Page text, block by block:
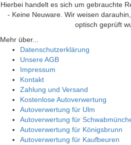
Hierbei handelt es sich um gebrauchte
- Keine Neuware. Wir weisen
optisch geprüft
Mehr über...
Datenschutzerklärung
Unsere AGB
Impressum
Kontakt
Zahlung und Versand
Kostenlose Autoverwertung
Autoverwertung für Ulm
Autoverwertung für
Autoverwertung für Königsbrunn
Autoverwertung für Kaufbeuren